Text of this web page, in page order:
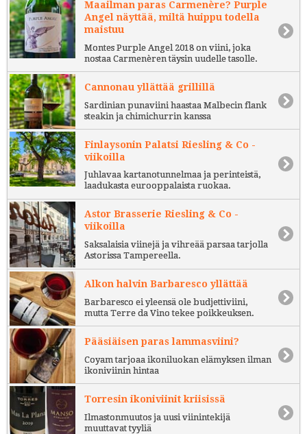
Maailman paras Carmenère? Purple
Angel näyttää, miltä huippu todella
maistuu
Montes Purple Angel 2018 on viini, joka
nostaa Carmenèren täysin uudelle tasolle.
Cannonau yllättää grillillä
Sardinian punaviini haastaa Malbecin flank
steakin ja chimichurrin kanssa
Finlaysonin Palatsi Riesling & Co -
viikoilla
Juhlavaa kartanotunnelmaa ja perinteistä,
laadukasta eurooppalaista ruokaa.
Astor Brasserie Riesling & Co -
viikoilla
Saksalaisia viinejä ja vihreää parsaa tarjolla
Astorissa Tampereella.
Alkon halvin Barbaresco yllättää
Barbaresco ei yleensä ole budjettiviini,
mutta Terre da Vino tekee poikkeuksen.
Pääsiäisen paras lammasviini?
Coyam tarjoaa ikoniluokan elämyksen ilman
ikoniviinin hintaa
Torresin ikoniviinit kriisissä
Ilmastonmuutos ja uusi viinintekijä
muuttavat tyyliä